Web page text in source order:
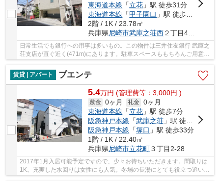
東海道本線 「立花 」駅 徒歩31分
東海道本線 「甲子園口 」駅 徒歩34分
2階 / 1K / 23.78㎡
兵庫県尼崎市武庫之荘西２丁目45-11
日常生活でも銀行への用事は多いもの。この物件は三井住友銀行 武庫之
荘支店が直ぐ近く(471m)にあります。駐車スペースももちろんご用意し
ております。できるだけ費用を抑えてゆとりあ...
賃貸 | アパート
プエンテ
5.4万円 (管理費等：3,000円 )
敷金 0ヶ月 礼金 0ヶ月
東海道本線 「立花 」駅 徒歩7分
阪急神戸本線 「武庫之荘 」駅 徒歩20分
阪急神戸本線 「塚口 」駅 徒歩33分
1階 / 1K / 22.40㎡
兵庫県尼崎市立花町３丁目2-28
2017年1月入居可能予定ですので、少々お待ちいただきます。間取りは
1K。充実した水回りは女性にも人気。冬場の長湯にとても役立つ追い焚